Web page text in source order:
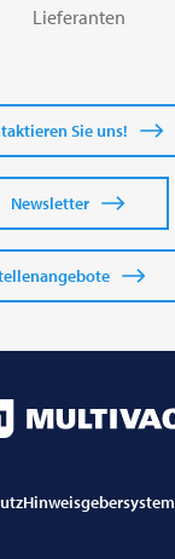
Lieferanten
Sie uns!
Newsletter
Hinweisgebersystem